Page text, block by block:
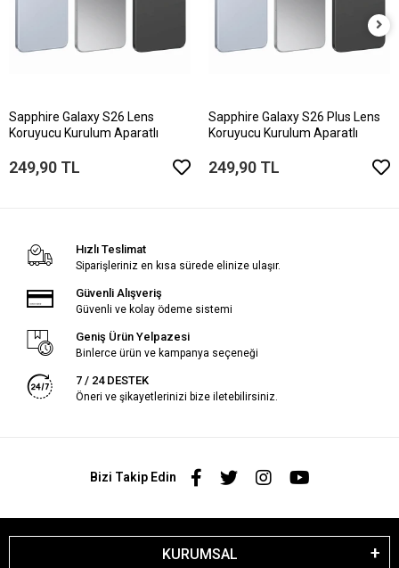
Sapphire Galaxy S26 Lens
Koruyucu Kurulum Aparatlı
249,90 TL
Sapphire Galaxy S26 Plus Lens
Koruyucu Kurulum Aparatlı
249,90 TL
Hızlı Teslimat
Siparişleriniz en kısa sürede elinize ulaşır.
Güvenli Alışveriş
Güvenli ve kolay ödeme sistemi
Geniş Ürün Yelpazesi
Binlerce ürün ve kampanya seçeneği
7 / 24 DESTEK
Öneri ve şikayetlerinizi bize iletebilirsiniz.
Bizi Takip Edin
KURUMSAL